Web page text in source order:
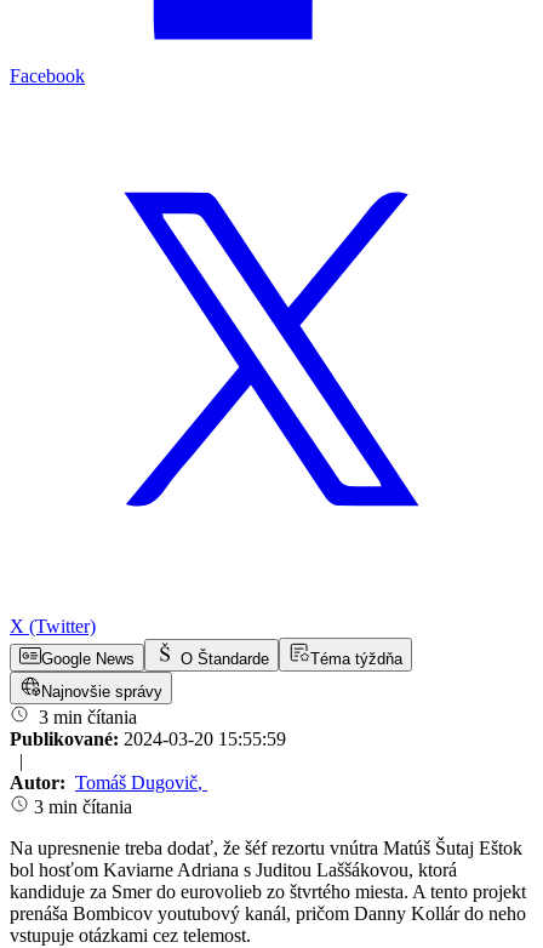
Facebook
X (Twitter)
Google News O Štandarde
Téma týždňa
Najnovšie správy
3 min čítania
Publikované: 2024-03-20 15:55:59
|
Autor: Tomáš Dugovič,
3 min čítania
Na upresnenie treba dodať, že šéf rezortu vnútra Matúš Šutaj Eštok
bol hosťom Kaviarne Adriana s Juditou Laššákovou, ktorá
kandiduje za Smer do eurovolieb zo štvrtého miesta. A tento projekt
prenáša Bombicov youtubový kanál, pričom Danny Kollár do neho
vstupuje otázkami cez telemost.